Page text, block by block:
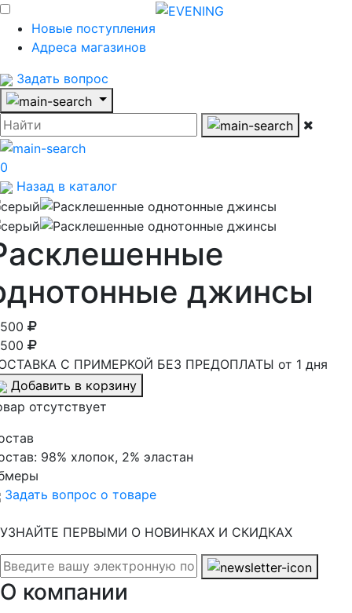
Новые поступления
Адреса магазинов
Задать вопрос
0
Назад в каталог
джинсы
С ПРИМЕРКОЙ БЕЗ ПРЕДОПЛАТЫ от 1 дня
Добавить в корзину
отсутствует
98% хлопок, 2% эластан
Задать вопрос о товаре
УЗНАЙТЕ ПЕРВЫМИ О НОВИНКАХ И СКИДКАХ
О компании